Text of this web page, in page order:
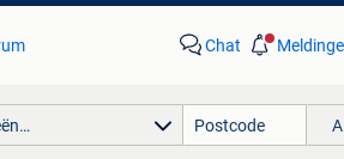
Chat